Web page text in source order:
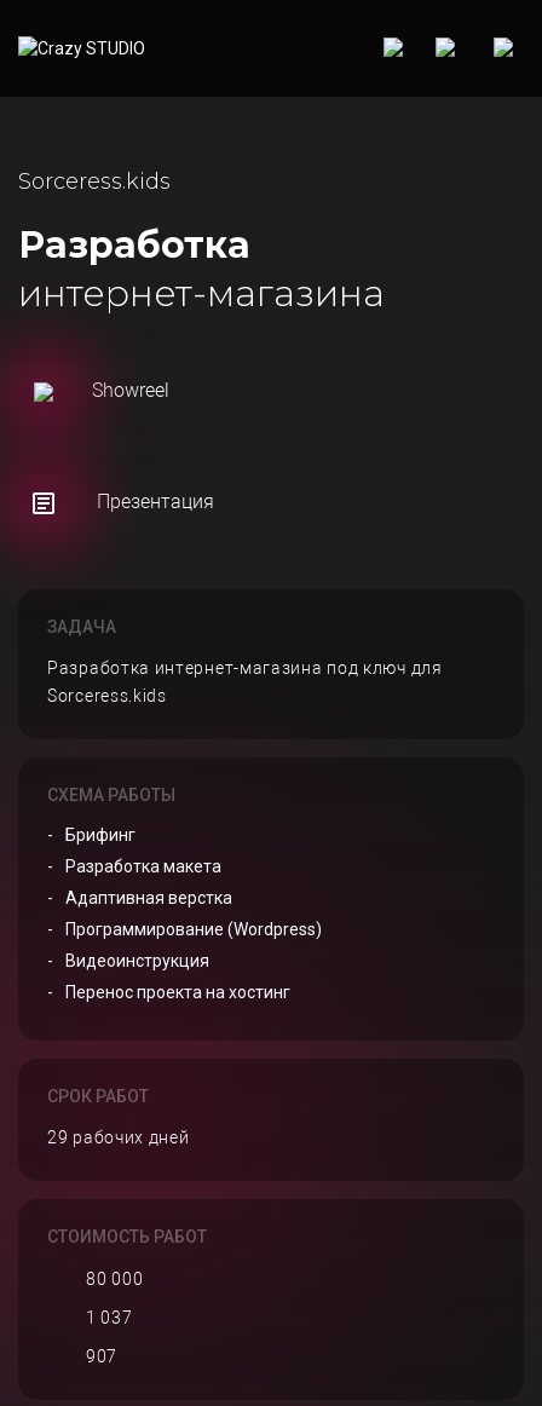
Sorceress.kids
Разработка
интернет-магазина
Showreel
Презентация
ЗАДАЧА
Разработка интернет-магазина под ключ для
Sorceress.kids
СХЕМА РАБОТЫ
Брифинг
Разработка макета
Адаптивная верстка
Программирование (Wordpress)
Видеоинструкция
Перенос проекта на хостинг
СРОК РАБОТ
29 рабочих дней
СТОИМОСТЬ РАБОТ
80 000
1 037
907